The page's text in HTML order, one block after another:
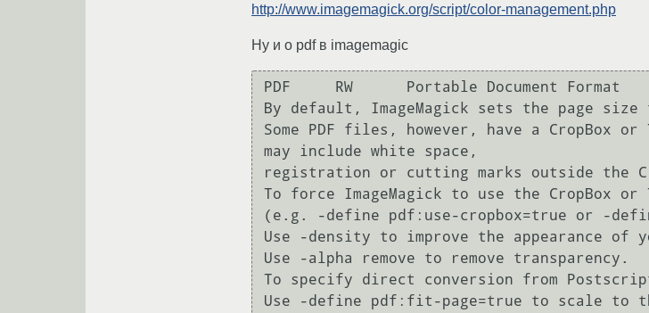
http://www.imagemagick.org/script/color-management.php
Ну и о pdf в imagemagic
PDF 	RW 	Portable Document Format 	Requires Ghostscript to read.
By default, ImageMagick sets the page size
Some PDF files, however, have a CropBox
may include white space,
registration or cutting marks outside the
To force ImageMagick to use the CropBox
(e.g. -define pdf:use-cropbox=true or -
Use -density to improve the appearance of
Use -alpha remove to remove transparency.
To specify direct conversion from